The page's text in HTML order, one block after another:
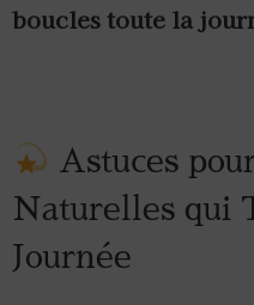
boucles toute la
Astuces
Naturelles qui
Journée